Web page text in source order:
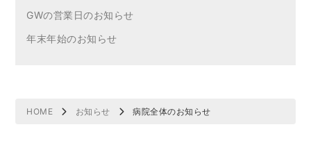
GWの営業日のお知らせ
年末年始のお知らせ
HOME お知らせ 病院全体のお知らせ